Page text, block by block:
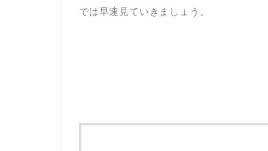
では早速見ていきましょう。